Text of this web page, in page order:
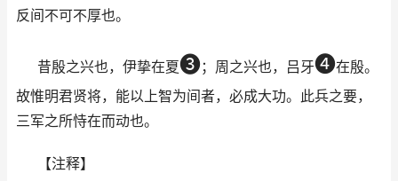
反间不可不厚也。
昔殷之兴也，伊挚在夏➌；周之兴也，吕牙➍在殷。
故惟明君贤将，能以上智为间者，必成大功。此兵之要，
三军之所恃在而动也。
【注释】